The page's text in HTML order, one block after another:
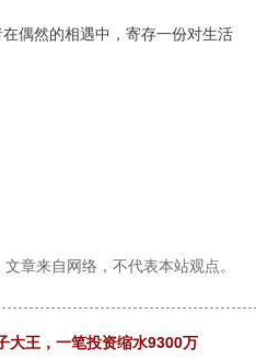
偶然的相遇中，寄存一份对生活
章来自网络，不代表本站观点。
大王，一笔投资缩水9300万